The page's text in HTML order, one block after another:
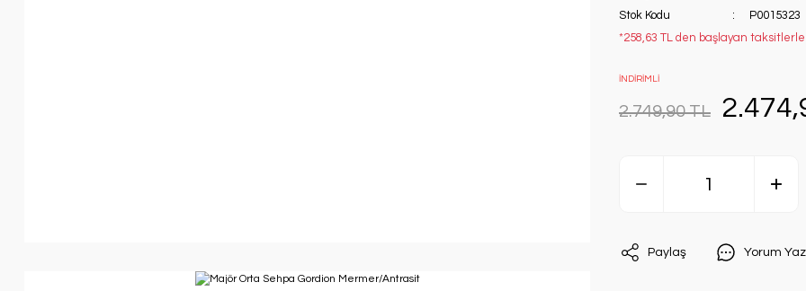
Stok Kodu
P0015323
*258,63 TL den başlayan
İNDİRİMLİ
2.749,90 TL
Paylaş Yorum Yaz